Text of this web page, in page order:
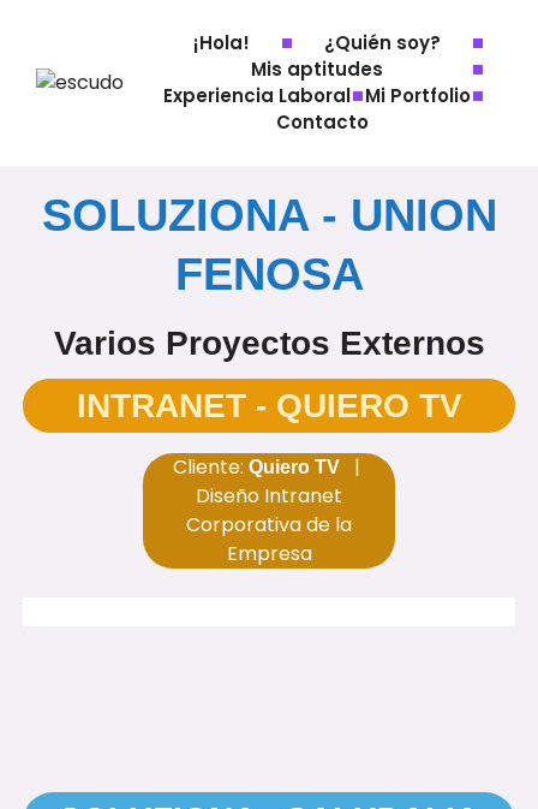
contenido
¡Hola!
¿Quién soy?
Mis aptitudes
Experiencia Laboral
Mi Portfolio
Contacto
SOLUZIONA - UNION
FENOSA
Varios Proyectos Externos
INTRANET - QUIERO TV
Cliente: Quiero TV
|
Diseño Intranet
Corporativa de la
Empresa